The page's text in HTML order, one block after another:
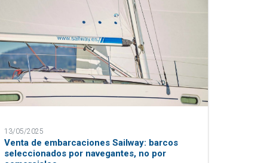
13/05/2025
Venta de embarcaciones Sailway: barcos
seleccionados por navegantes, no por